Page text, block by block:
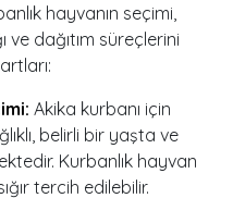
hayvanın seçimi,
ve dağıtım süreçlerini
Akika kurbanı için
belirli bir yaşta ve
Kurbanlık hayvan
tercih edilebilir.